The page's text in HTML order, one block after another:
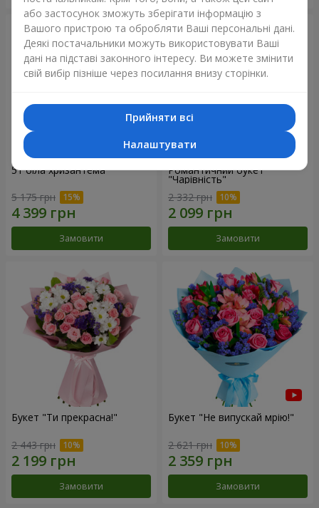
51 біла хризантема
5 175 грн
Замовити
Романтичний букет
"Чарівність"
2 332 грн
Замовити
Букет "Ти прекрасна!"
2 443 грн
Замовити
Букет "Не випускай мрію!"
2 621 грн
Замовити
або застосунок зможуть зберігати інформацію з
Вашого пристрою та обробляти Ваші персональні дані.
Деякі постачальники можуть використовувати Ваші
дані на підставі законного інтересу. Ви можете змінити
свій вибір пізніше через посилання внизу сторінки.
Прийняти всі
Налаштувати